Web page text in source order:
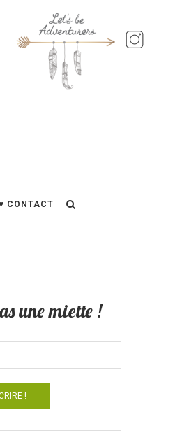
CONTACT
une miette !